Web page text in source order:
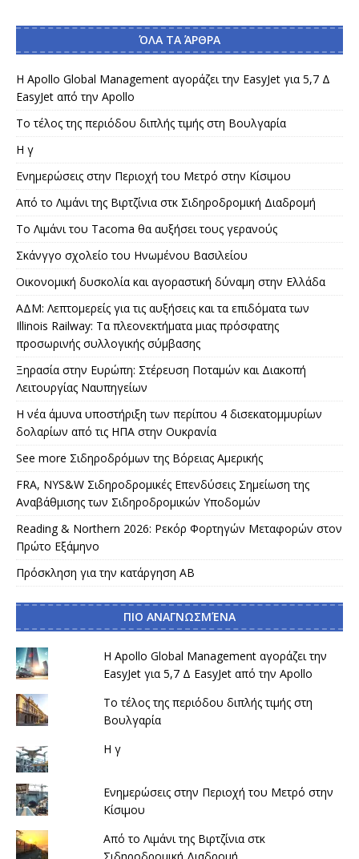
ΌΛΑ ΤΑ ΆΡΘΡΑ
Η Apollo Global Management αγοράζει την EasyJet για 5,7 Δ
EasyJet από την Apollo
Το τέλος της περιόδου διπλής τιμής στη Βουλγαρία
Η γ
Ενημερώσεις στην Περιοχή του Μετρό στην Κίσιμου
Από το Λιμάνι της Βιρτζίνια στκ Σιδηροδρομική Διαδρομή
Το Λιμάνι του Tacoma θα αυξήσει τους γερανούς
Σκάνγγο σχολείο του Ηνωμένου Βασιλείου
Οικονομική δυσκολία και αγοραστική δύναμη στην Ελλάδα
ΑΔΜ: Λεπτομερείς για τις αυξήσεις και τα επιδόματα των
Illinois Railway: Τα πλεονεκτήματα μιας πρόσφατης
προσωρινής συλλογικής σύμβασης
Ξηρασία στην Ευρώπη: Στέρευση Ποταμών και Διακοπή
Λειτουργίας Ναυπηγείων
Η νέα άμυνα υποστήριξη των περίπου 4 δισεκατομμυρίων
δολαρίων από τις ΗΠΑ στην Ουκρανία
See more Σιδηροδρόμων της Βόρειας Αμερικής
FRA, NYS&W Σιδηροδρομικές Επενδύσεις Σημείωση της
Αναβάθμισης των Σιδηροδρομικών Υποδομών
Reading & Northern 2026: Ρεκόρ Φορτηγών Μεταφορών στον
Πρώτο Εξάμηνο
Πρόσκληση για την κατάργηση AB
ΠΙΟ ΑΝΑΓΝΩΣΜΈΝΑ
Η Apollo Global Management αγοράζει την
EasyJet για 5,7 Δ EasyJet από την Apollo
Το τέλος της περιόδου διπλής τιμής στη
Βουλγαρία
Η γ
Ενημερώσεις στην Περιοχή του Μετρό στην
Κίσιμου
Από το Λιμάνι της Βιρτζίνια στκ